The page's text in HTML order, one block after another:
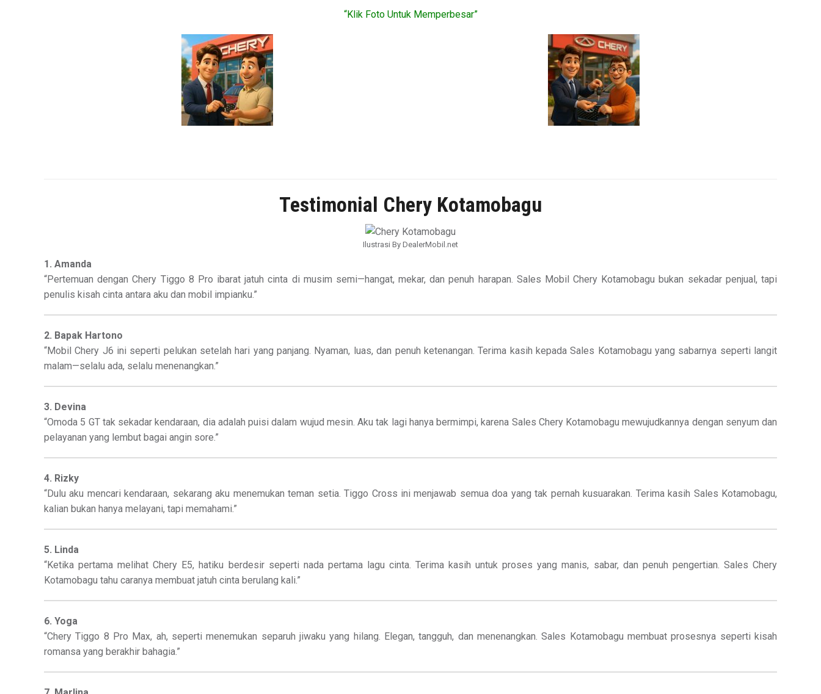
“Klik Foto Untuk Memperbesar”
Testimonial Chery Kotamobagu
Ilustrasi By DealerMobil.net
1. Amanda
“Pertemuan dengan Chery Tiggo 8 Pro ibarat jatuh cinta di musim semi—hangat, mekar, dan penuh harapan. Sales Mobil Chery Kotamobagu bukan sekadar penjual, tapi
penulis kisah cinta antara aku dan mobil impianku.”
2. Bapak Hartono
“Mobil Chery J6 ini seperti pelukan setelah hari yang panjang. Nyaman, luas, dan penuh ketenangan. Terima kasih kepada Sales Kotamobagu yang sabarnya seperti langit
malam—selalu ada, selalu menenangkan.”
3. Devina
“Omoda 5 GT tak sekadar kendaraan, dia adalah puisi dalam wujud mesin. Aku tak lagi hanya bermimpi, karena Sales Chery Kotamobagu mewujudkannya dengan senyum dan
pelayanan yang lembut bagai angin sore.”
4. Rizky
“Dulu aku mencari kendaraan, sekarang aku menemukan teman setia. Tiggo Cross ini menjawab semua doa yang tak pernah kusuarakan. Terima kasih Sales Kotamobagu,
kalian bukan hanya melayani, tapi memahami.”
5. Linda
“Ketika pertama melihat Chery E5, hatiku berdesir seperti nada pertama lagu cinta. Terima kasih untuk proses yang manis, sabar, dan penuh pengertian. Sales Chery
Kotamobagu tahu caranya membuat jatuh cinta berulang kali.”
6. Yoga
“Chery Tiggo 8 Pro Max, ah, seperti menemukan separuh jiwaku yang hilang. Elegan, tangguh, dan menenangkan. Sales Kotamobagu membuat prosesnya seperti kisah
romansa yang berakhir bahagia.”